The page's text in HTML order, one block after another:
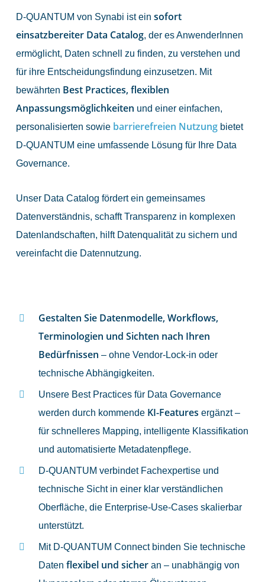
D-QUANTUM von Synabi ist einsofort
einsatzbereiter Data Catalog, der es AnwenderInnen
ermöglicht, Daten schnell zu finden, zu verstehen und
für ihre Entscheidungsfindung einzusetzen. Mit
bewährten Best Practices, flexiblen
Anpassungsmöglichkeiten und einer einfachen,
personalisierten sowie barrierefreien Nutzung bietet
D-QUANTUM eine umfassende Lösung für Ihre Data
Governance.
Unser Data Catalog fördert ein gemeinsames
Datenverständnis, schafft Transparenz in komplexen
Datenlandschaften, hilft Datenqualität zu sichern und
vereinfacht die Datennutzung.
Gestalten Sie Datenmodelle, Workflows,
Terminologien und Sichten nach Ihren
Bedürfnissen – ohne Vendor-Lock-in oder
technische Abhängigkeiten.
Unsere Best Practices für Data Governance
werden durch kommende KI-Features ergänzt –
für schnelleres Mapping, intelligente Klassifikation
und automatisierte Metadatenpflege.
D-QUANTUM verbindet Fachexpertise und
technische Sicht in einer klar verständlichen
Oberfläche, die Enterprise-Use-Cases skalierbar
unterstützt.
Mit D-QUANTUM Connect binden Sie technische
Datenflexibel und sicher an – unabhängig von